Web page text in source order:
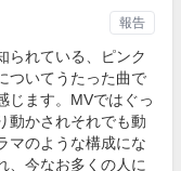
られている、ピンク
ついてうたった曲で
じます。MVではぐっ
動かされそれでも動
マのような構成にな
、今なお多くの人に
報告